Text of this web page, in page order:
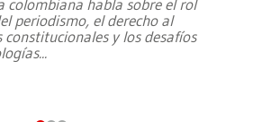
colombiana habla sobre el rol
periodismo, el derecho al
y los desafíos
...